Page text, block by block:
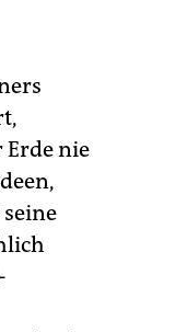
nie